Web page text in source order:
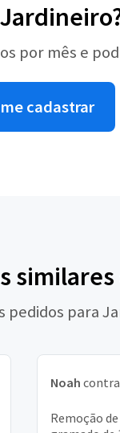
por mês e
cadastrar
pedidos para
Noah
Remoção